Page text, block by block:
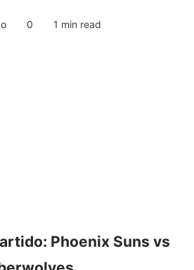
0 1 min read
Phoenix Suns vs